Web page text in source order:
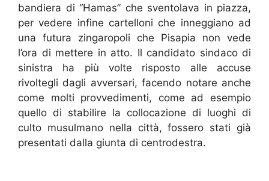
bandiera di “Hamas” che sventolava in piazza,
per vedere infine cartelloni che inneggiano ad
una futura zingaropoli che Pisapia non vede
l’ora di mettere in atto. Il candidato sindaco di
sinistra ha più volte risposto alle accuse
rivoltegli dagli avversari, facendo notare anche
come molti provvedimenti, come ad esempio
quello di stabilire la collocazione di luoghi di
culto musulmano nella città, fossero stati già
presentati dalla giunta di centrodestra.